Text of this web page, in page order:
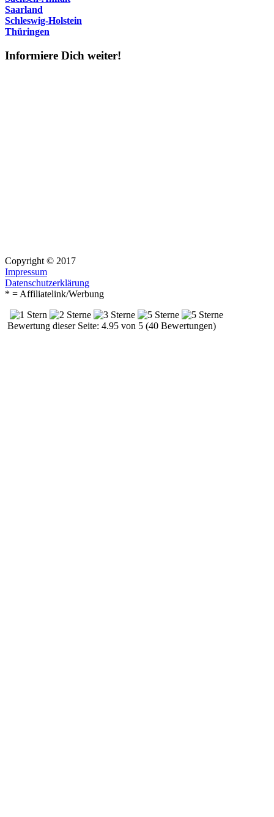
Saarland
Schleswig-Holstein
Thüringen
Informiere Dich weiter!
Copyright © 2017
Impressum
Datenschutzerklärung
* = Affiliatelink/Werbung
Bewertung dieser Seite: 4.95 von 5 (40 Bewertungen)